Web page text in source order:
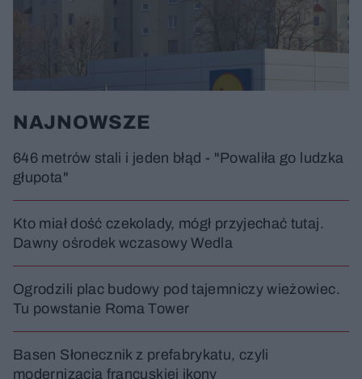
NAJNOWSZE
646 metrów stali i jeden błąd - "Powaliła go ludzka
głupota"
Kto miał dość czekolady, mógł przyjechać tutaj.
Dawny ośrodek wczasowy Wedla
Ogrodzili plac budowy pod tajemniczy wieżowiec.
Tu powstanie Roma Tower
Basen Słonecznik z prefabrykatu, czyli
modernizacja francuskiej ikony